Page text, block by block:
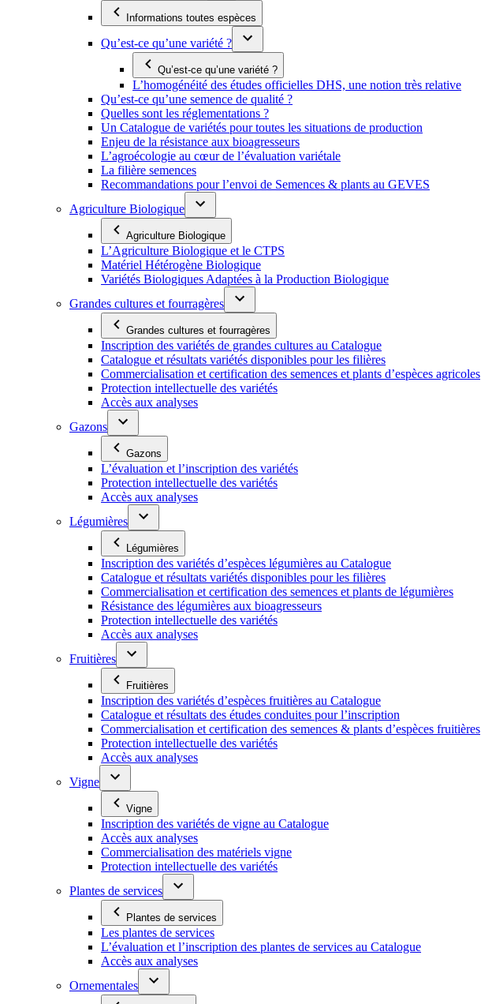
Informations toutes espèces
Qu’est-ce qu’une variété ?
Qu’est-ce qu’une variété ?
L’homogénéité des études officielles DHS, une notion très relative
Qu’est-ce qu’une semence de qualité ?
Quelles sont les réglementations ?
Un Catalogue de variétés pour toutes les situations de production
Enjeu de la résistance aux bioagresseurs
L’agroécologie au cœur de l’évaluation variétale
La filière semences
Recommandations pour l’envoi de Semences & plants au GEVES
Agriculture Biologique
Agriculture Biologique
L’Agriculture Biologique et le CTPS
Matériel Hétérogène Biologique
Variétés Biologiques Adaptées à la Production Biologique
Grandes cultures et fourragères
Grandes cultures et fourragères
Inscription des variétés de grandes cultures au Catalogue
Catalogue et résultats variétés disponibles pour les filières
Commercialisation et certification des semences et plants d’espèces agricoles
Protection intellectuelle des variétés
Accès aux analyses
Gazons
Gazons
L’évaluation et l’inscription des variétés
Protection intellectuelle des variétés
Accès aux analyses
Légumières
Légumières
Inscription des variétés d’espèces légumières au Catalogue
Catalogue et résultats variétés disponibles pour les filières
Commercialisation et certification des semences et plants de légumières
Résistance des légumières aux bioagresseurs
Protection intellectuelle des variétés
Accès aux analyses
Fruitières
Fruitières
Inscription des variétés d’espèces fruitières au Catalogue
Catalogue et résultats des études conduites pour l’inscription
Commercialisation et certification des semences & plants d’espèces fruitières
Protection intellectuelle des variétés
Accès aux analyses
Vigne
Vigne
Inscription des variétés de vigne au Catalogue
Accès aux analyses
Commercialisation des matériels vigne
Protection intellectuelle des variétés
Plantes de services
Plantes de services
Les plantes de services
L’évaluation et l’inscription des plantes de services au Catalogue
Accès aux analyses
Ornementales